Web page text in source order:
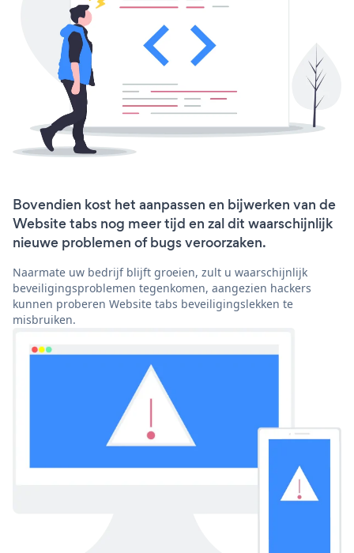
Bovendien kost het aanpassen en bijwerken van de
Website tabs nog meer tijd en zal dit waarschijnlijk
nieuwe problemen of bugs veroorzaken.
Naarmate uw bedrijf blijft groeien, zult u waarschijnlijk
beveiligingsproblemen tegenkomen, aangezien hackers
kunnen proberen Website tabs beveiligingslekken te
misbruiken.